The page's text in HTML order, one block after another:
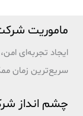
ماموریت
ایجاد تجربه‌ای
سریع‌ترین زمان
چشم انداز